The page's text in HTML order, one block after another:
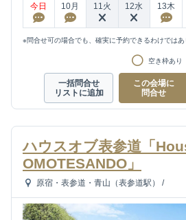
今日 10月 11火 12水 13木
※問合せ可の場合でも、確実に予約できるわけではあ
空き枠あり
一括問合せ
リストに追加
この会場に
問合せ
ハウスオブ表参道「
OMOTESANDO」
原宿・表参道・青山（表参道駅） /